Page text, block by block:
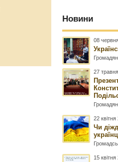
Новини
08
27
22
Чи
15